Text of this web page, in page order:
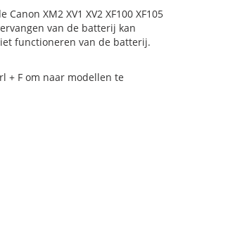
XM2 XV1 XV2 XF100 XF105
van de batterij kan
functioneren van de batterij.
+ F om naar modellen te